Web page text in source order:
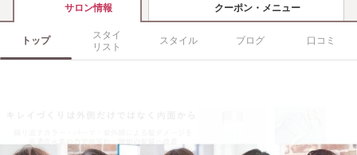
サロン情報 クーポン・メニュー
トップ
スタイ
リスト
スタイル ブログ 口コミ